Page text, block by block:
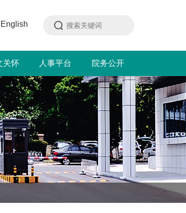
English
关怀 人事平台 院务公开